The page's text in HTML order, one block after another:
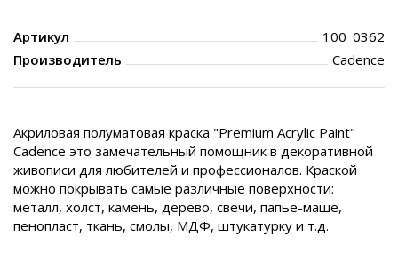
Артикул
100_0362
Производитель
Cadence
Акриловая полуматовая краска "Premium Acrylic Paint"
Cadence это замечательный помощник в декоративной
живописи для любителей и профессионалов. Краской
можно покрывать самые различные поверхности:
металл, холст, камень, дерево, свечи, папье-маше,
пенопласт, ткань, смолы, МДФ, штукатурку и т.д.